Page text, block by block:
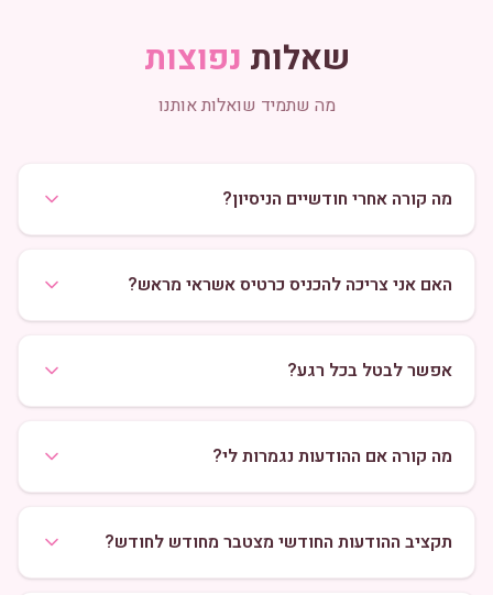
שאלות נפוצות
מה שתמיד שואלות אותנו
מה קורה אחרי חודשיים הניסיון?
האם אני צריכה להכניס כרטיס אשראי מראש?
אפשר לבטל בכל רגע?
מה קורה אם ההודעות נגמרות לי?
תקציב ההודעות החודשי מצטבר מחודש לחודש?